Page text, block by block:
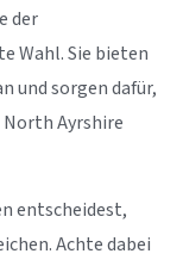
der
Wahl. Sie bieten
und sorgen dafür,
North Ayrshire
entscheidest,
Achte dabei